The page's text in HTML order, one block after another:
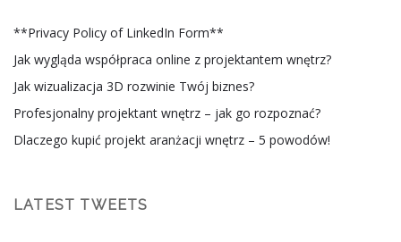
**Privacy Policy of LinkedIn Form**
Jak wygląda współpraca online z projektantem wnętrz?
Jak wizualizacja 3D rozwinie Twój biznes?
Profesjonalny projektant wnętrz – jak go rozpoznać?
Dlaczego kupić projekt aranżacji wnętrz – 5 powodów!
LATEST TWEETS